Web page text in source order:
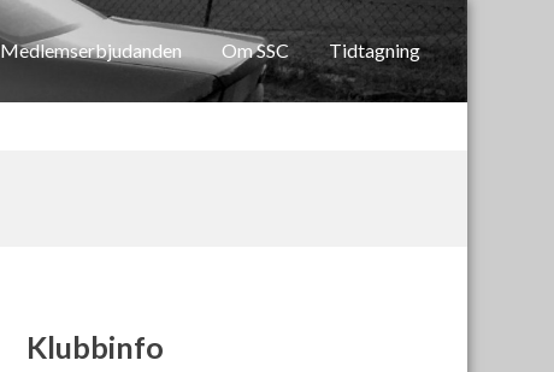
Medlemserbjudanden Om SSC Tidtagning
Klubbinfo